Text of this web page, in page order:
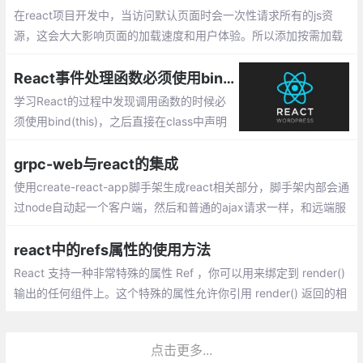
在react项目开发中，当访问默认页面时会一次性请求所有的js资
源，这会大大影响页面的加载速度和用户体验。所以添加按需加载
React事件处理函数必须使用bind(this)的原因
学习React的过程中发现调用函数的时候必
须使用bind(this)，之后直接在class中声明
行了一番查阅，总结如下。
grpc-web与react的集成
使用create-react-app脚手架生成react相关部分，脚手架内部会通
过node自动起一个客户端，然后和普通的ajax请求一样，和远端服
求，远端采用docker容器的node服务器，node服务器端使用envo
y作为代理
react中的refs属性的使用方法
React 支持一种非常特殊的属性 Ref ，你可以用来绑定到 render()
输出的任何组件上。这个特殊的属性允许你引用 render() 返回的相
点击更多...